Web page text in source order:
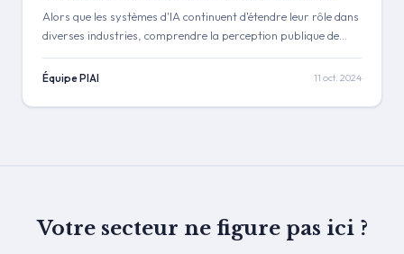
Alors que les systèmes d'IA continuent d'étendre leur rôle dans
diverses industries, comprendre la perception publique de
Trust in AI", publié en septembre 2024, éclaire le sentiment du
l'éthique et la confiance. Bien que l'adoption de l'IA augmente,
Équipe PIAI 11 oct. 2024
Votre secteur ne figure pas ici ?